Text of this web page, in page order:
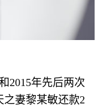
年先后两次
妻黎某敏还款2